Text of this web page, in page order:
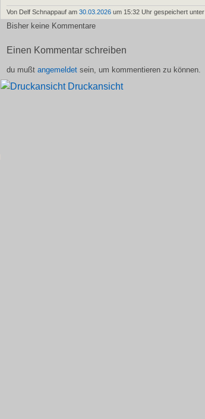
Von Delf Schnappauf am 30.03.2026 um 15:32 Uhr gespeichert unter
Bisher keine Kommentare
Einen Kommentar schreiben
du mußt angemeldet sein, um kommentieren zu können.
Druckansicht